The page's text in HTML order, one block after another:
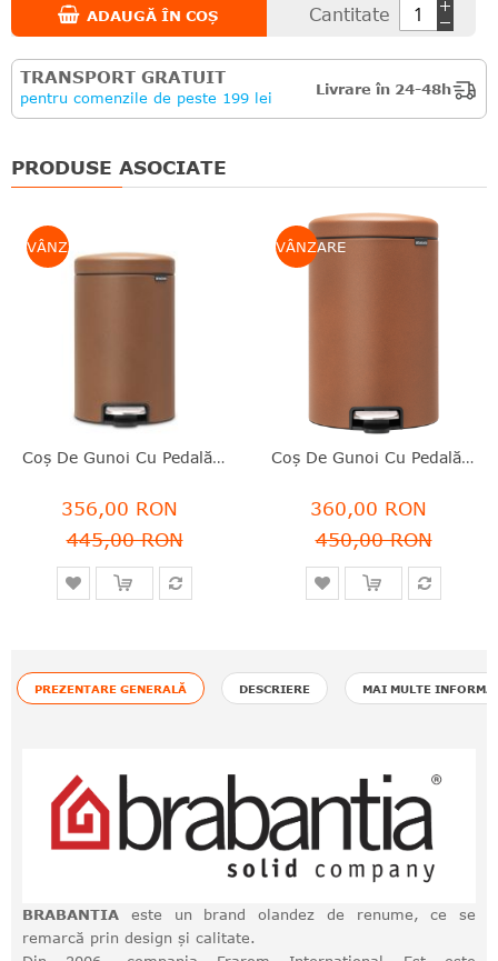
Cantitate
ADAUGĂ ÎN COȘ
TRANSPORT GRATUIT
pentru comenzile de peste 199 lei
Livrare în 24-48h
PRODUSE ASOCIATE
VÂNZARE
Coş De Gunoi Cu Pedală, Maro, Inox, 12 L, NewIcon, Brabantia - 8710755304521
356,00 RON
445,00 RON
VÂNZARE
Coş De Gunoi Cu Pedală, Maro, Inox, 20 L, NewIcon, Brabantia - 8710755304545
360,00 RON
450,00 RON
PREZENTARE GENERALĂ DESCRIERE MAI MULTE
BRABANTIA este un brand olandez de renume, ce se
remarcă prin design și calitate.